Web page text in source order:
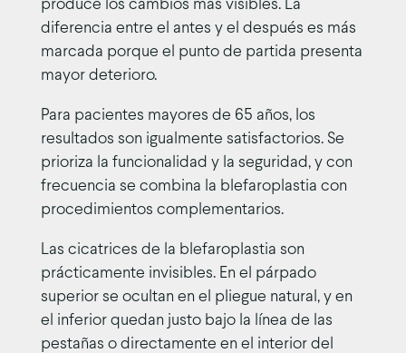
produce los cambios más visibles. La
diferencia entre el antes y el después es más
marcada porque el punto de partida presenta
mayor deterioro.
Para pacientes mayores de 65 años, los
resultados son igualmente satisfactorios. Se
prioriza la funcionalidad y la seguridad, y con
frecuencia se combina la blefaroplastia con
procedimientos complementarios.
Las cicatrices de la blefaroplastia son
prácticamente invisibles. En el párpado
superior se ocultan en el pliegue natural, y en
el inferior quedan justo bajo la línea de las
pestañas o directamente en el interior del